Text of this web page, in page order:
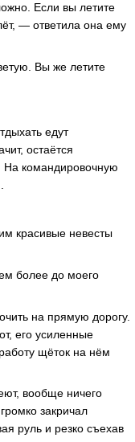
Если вы летите
— ответила она ему
Вы же летите
едут
остаётся
На командировочную
красивые невесты
более до моего
на прямую дорогу.
его усиленные
щёток на нём
вообще ничего
закричал
руль и резко съехав